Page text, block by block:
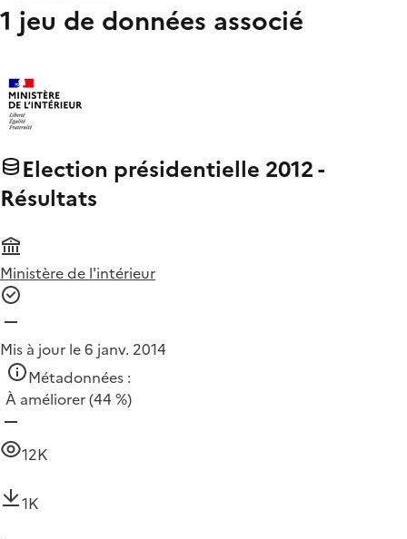
1 jeu de données associé
Election présidentielle 2012 -
Résultats
Ministère de l'intérieur
Mis à jour le 6 janv. 2014
Métadonnées :
À améliorer(44 %)
12K
1K